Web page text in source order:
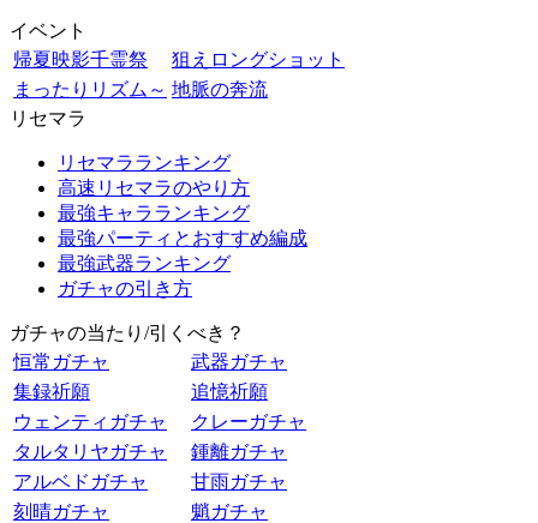
イベント
帰夏映影千霊祭
狙えロングショット
まったりリズム～ 地脈の奔流
リセマラ
リセマラランキング
高速リセマラのやり方
最強キャラランキング
最強パーティとおすすめ編成
最強武器ランキング
ガチャの引き方
ガチャの当たり/引くべき？
恒常ガチャ
武器ガチャ
集録祈願
追憶祈願
ウェンティガチャ
クレーガチャ
タルタリヤガチャ
鍾離ガチャ
アルベドガチャ
甘雨ガチャ
刻晴ガチャ
魈ガチャ